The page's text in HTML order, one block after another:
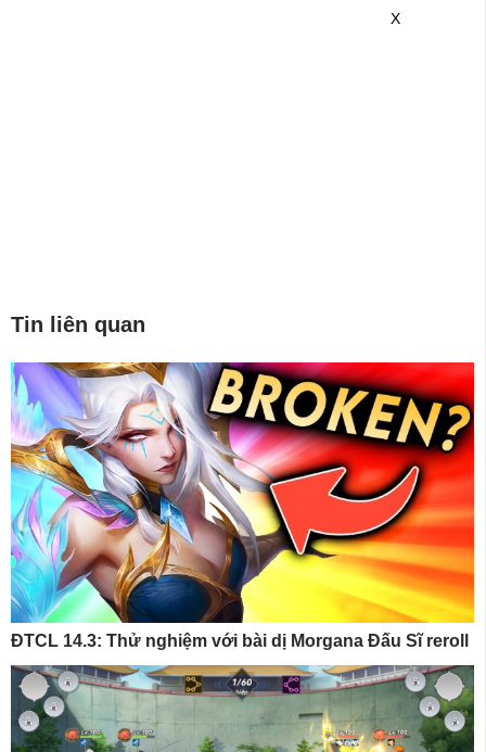
X
Tin liên quan
ĐTCL 14.3: Thử nghiệm với bài dị Morgana Đấu Sĩ reroll